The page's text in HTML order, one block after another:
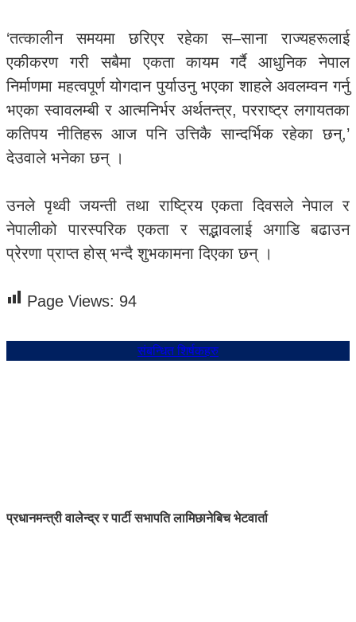
‘तत्कालीन समयमा छरिएर रहेका स–साना राज्यहरूलाई
एकीकरण गरी सबैमा एकता कायम गर्दै आधुनिक नेपाल
निर्माणमा महत्वपूर्ण योगदान पुर्याउनु भएका शाहले अवलम्वन गर्नु
भएका स्वावलम्बी र आत्मनिर्भर अर्थतन्त्र, परराष्ट्र लगायतका
कतिपय नीतिहरू आज पनि उत्तिकै सान्दर्भिक रहेका छन्,’
देउवाले भनेका छन् ।
उनले पृथ्वी जयन्ती तथा राष्ट्रिय एकता दिवसले नेपाल र
नेपालीको पारस्परिक एकता र सद्भावलाई अगाडि बढाउन
प्रेरणा प्राप्त होस् भन्दै शुभकामना दिएका छन् ।
Page Views: 94
संबन्धित शिर्षकहरु
प्रधानमन्त्री वालेन्द्र र पार्टी सभापति लामिछानेबिच भेटवार्ता